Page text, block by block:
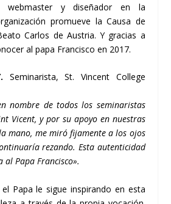
webmaster y diseñador en la
promueve la Causa de
Carlos de Austria. Y gracias a
al papa Francisco en 2017.
Seminarista, St. Vincent College
nombre de todos los seminaristas
Vicent, y por su apoyo en nuestras
mano, me miró fijamente a los ojos
rezando. Esta autenticidad
al Papa Francisco».
Papa le sigue inspirando en esta